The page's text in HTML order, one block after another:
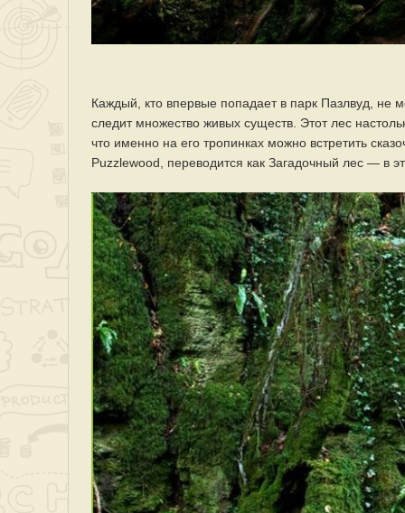
Каждый, кто впервые попадает в парк Пазлвуд, не
следит множество живых существ. Этот лес
что именно на его тропинках можно встретить
Puzzlewood, переводится как Загадочный лес — в